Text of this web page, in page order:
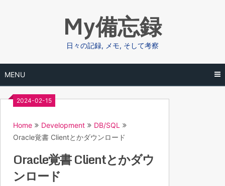
My備忘録
日々の記録, メモ, そして考察
MENU
2024-02-15
Home Development
DB/SQL
Oracle覚書 Clientとかダウンロード
Oracle覚書 Clientとかダウ
ンロード